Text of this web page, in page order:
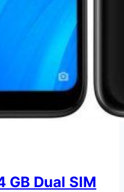
GB Dual SIM